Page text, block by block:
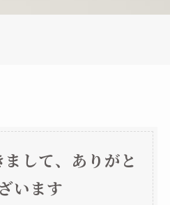
して、ありがと
います